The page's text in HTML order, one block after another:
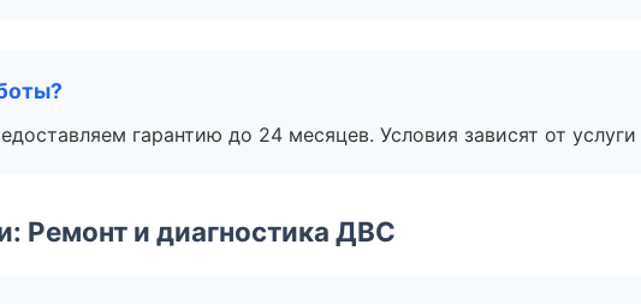
гарантию до 24 месяцев. Условия зависят от услуги
Ремонт и диагностика ДВС